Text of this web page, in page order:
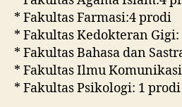
* Fakultas Farmasi:4 prodi
* Fakultas Kedokteran
* Fakultas Bahasa dan
* Fakultas Ilmu
* Fakultas Psikologi: 1 prodi